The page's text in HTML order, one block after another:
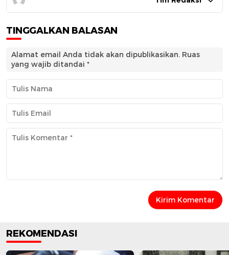
TINGGALKAN BALASAN
Alamat email Anda tidak akan dipublikasikan. Ruas
yang wajib ditandai *
REKOMENDASI